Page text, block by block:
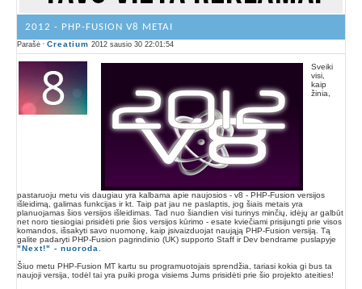
2012 - PHP-FUSION V8 METAI
Parašė Creatium 2012 sausio 30 22:01:54
Sveiki
visi,
kaip
žinia,
pastaruoju metu vis daugiau yra kalbama apie naujosios - v8 - PHP-Fusion versijos
išleidimą, galimas funkcijas ir kt. Taip pat jau ne paslaptis, jog šiais metais yra
planuojamas šios versijos išleidimas. Tad nuo šiandien visi turinys minčių, idėjų ar galbūt
net noro tiesiogiai prisidėti prie šios versijos kūrimo - esate kviečiami prisijungti prie visos
komandos, išsakyti savo nuomonę, kaip įsivaizduojat naująją PHP-Fusion versiją. Tą
galite padaryti PHP-Fusion pagrindinio (UK) supporto Staff ir Dev bendrame puslapyje
"Next!" - nuoroda
Šiuo metu PHP-Fusion MT kartu su programuotojais sprendžia, tariasi kokia gi bus ta
naujoji versija, todėl tai yra puiki proga visiems Jums prisidėti prie šio projekto ateities!